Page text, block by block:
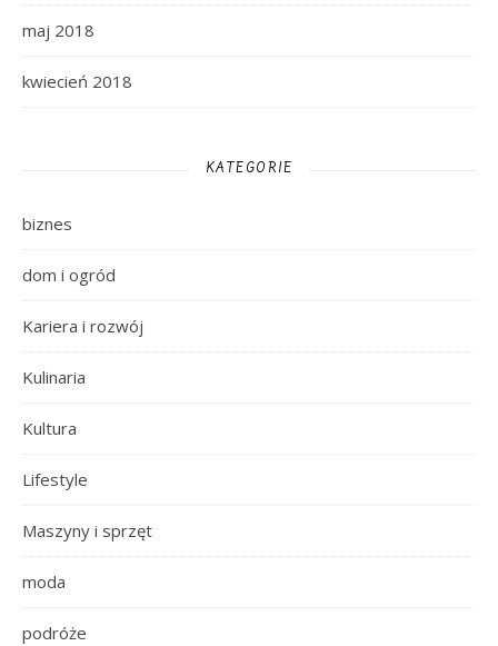
maj 2018
kwiecień 2018
KATEGORIE
biznes
dom i ogród
Kariera i rozwój
Kulinaria
Kultura
Lifestyle
Maszyny i sprzęt
moda
podróże